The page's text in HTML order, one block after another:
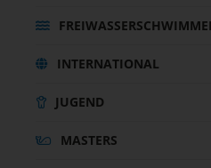
INTERNATIONAL
JUGEND
MASTERS